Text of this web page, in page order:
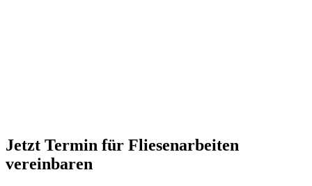
Jetzt Termin für Fliesenarbeiten
vereinbaren